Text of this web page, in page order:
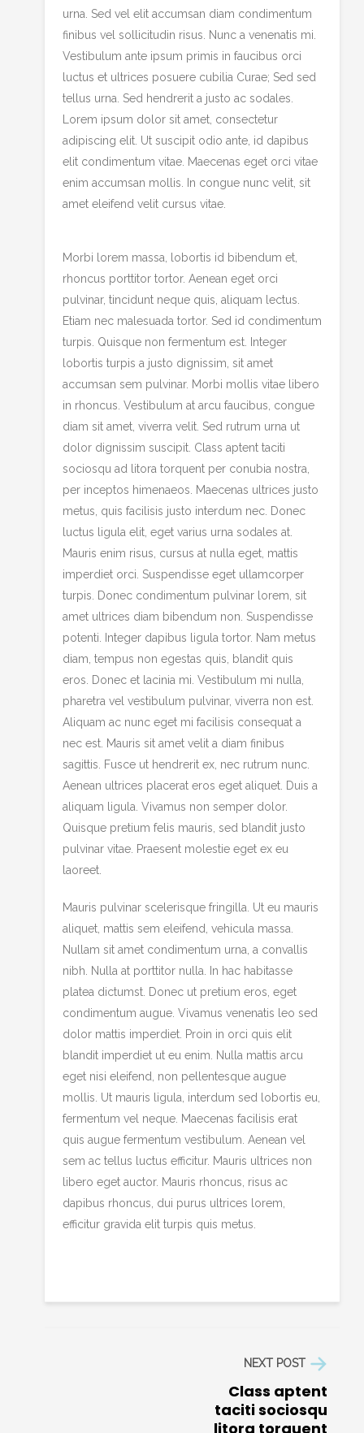
urna. Sed vel elit accumsan diam condimentum
finibus vel sollicitudin risus. Nunc a venenatis mi.
Vestibulum ante ipsum primis in faucibus orci
luctus et ultrices posuere cubilia Curae; Sed sed
tellus urna. Sed hendrerit a justo ac sodales.
Lorem ipsum dolor sit amet, consectetur
adipiscing elit. Ut suscipit odio ante, id dapibus
elit condimentum vitae. Maecenas eget orci vitae
enim accumsan mollis. In congue nunc velit, sit
amet eleifend velit cursus vitae.
Morbi lorem massa, lobortis id bibendum et,
rhoncus porttitor tortor. Aenean eget orci
pulvinar, tincidunt neque quis, aliquam lectus.
Etiam nec malesuada tortor. Sed id condimentum
turpis. Quisque non fermentum est. Integer
lobortis turpis a justo dignissim, sit amet
accumsan sem pulvinar. Morbi mollis vitae libero
in rhoncus. Vestibulum at arcu faucibus, congue
diam sit amet, viverra velit. Sed rutrum urna ut
dolor dignissim suscipit. Class aptent taciti
sociosqu ad litora torquent per conubia nostra,
per inceptos himenaeos. Maecenas ultrices justo
metus, quis facilisis justo interdum nec. Donec
luctus ligula elit, eget varius urna sodales at.
Mauris enim risus, cursus at nulla eget, mattis
imperdiet orci. Suspendisse eget ullamcorper
turpis. Donec condimentum pulvinar lorem, sit
amet ultrices diam bibendum non. Suspendisse
potenti. Integer dapibus ligula tortor. Nam metus
diam, tempus non egestas quis, blandit quis
eros. Donec et lacinia mi. Vestibulum mi nulla,
pharetra vel vestibulum pulvinar, viverra non est.
Aliquam ac nunc eget mi facilisis consequat a
nec est. Mauris sit amet velit a diam finibus
sagittis. Fusce ut hendrerit ex, nec rutrum nunc.
Aenean ultrices placerat eros eget aliquet. Duis a
aliquam ligula. Vivamus non semper dolor.
Quisque pretium felis mauris, sed blandit justo
pulvinar vitae. Praesent molestie eget ex eu
laoreet.
Mauris pulvinar scelerisque fringilla. Ut eu mauris
aliquet, mattis sem eleifend, vehicula massa.
Nullam sit amet condimentum urna, a convallis
nibh. Nulla at porttitor nulla. In hac habitasse
platea dictumst. Donec ut pretium eros, eget
condimentum augue. Vivamus venenatis leo sed
dolor mattis imperdiet. Proin in orci quis elit
blandit imperdiet ut eu enim. Nulla mattis arcu
eget nisi eleifend, non pellentesque augue
mollis. Ut mauris ligula, interdum sed lobortis eu,
fermentum vel neque. Maecenas facilisis erat
quis augue fermentum vestibulum. Aenean vel
sem ac tellus luctus efficitur. Mauris ultrices non
libero eget auctor. Mauris rhoncus, risus ac
dapibus rhoncus, dui purus ultrices lorem,
efficitur gravida elit turpis quis metus.
NEXT POST
Class aptent
taciti sociosqu
litora torquent